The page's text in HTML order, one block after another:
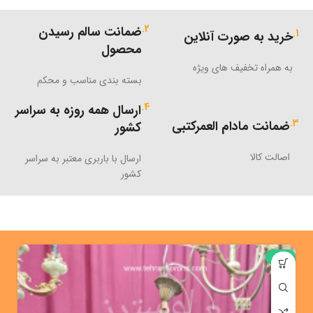
1. خرید به صورت آنلاین
به همراه تخفیف های ویژه
2. ضمانت سالم رسیدن
محصول
بسته بندی مناسب و محکم
3. ضمانت مادام العمرکتبی
اصالت کالا
4. ارسال همه روزه به سراسر
کشور
ارسال با باربری معتبر به سراسر
کشور
-41%